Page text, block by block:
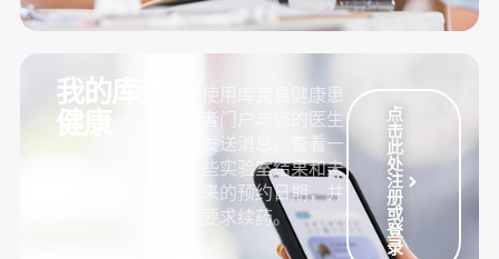
我的库克县
健康
使用库克县健康患
者门户与您的医生
发送消息，查看一
些实验室结果和未
来的预约日期，并
要求续药。
点
击
此
处
注
册
或
登
录